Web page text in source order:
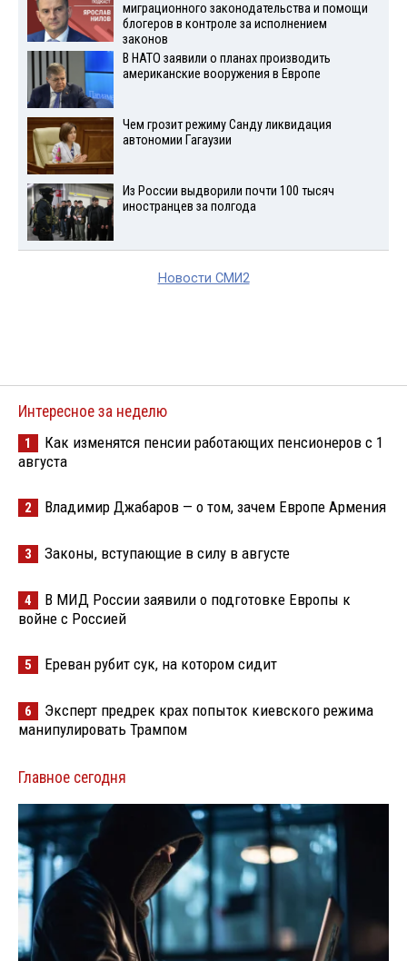
миграционного законодательства и помощи
блогеров в контроле за исполнением
законов
В НАТО заявили о планах производить
американские вооружения в Европе
Чем грозит режиму Санду ликвидация
автономии Гагаузии
Из России выдворили почти 100 тысяч
иностранцев за полгода
Новости СМИ2
Интересное за неделю
1
Как изменятся пенсии работающих пенсионеров с 1
августа
2 Владимир Джабаров — о том, зачем Европе Армения
3 Законы, вступающие в силу в августе
4
В МИД России заявили о подготовке Европы к
войне с Россией
5 Ереван рубит сук, на котором сидит
6
Эксперт предрек крах попыток киевского режима
манипулировать Трампом
Главное сегодня